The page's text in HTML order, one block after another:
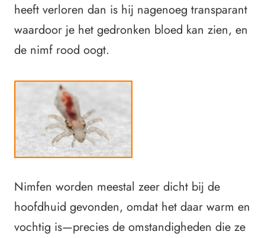
heeft verloren dan is hij nagenoeg transparant
waardoor je het gedronken bloed kan zien, en
de nimf rood oogt.
Nimfen worden meestal zeer dicht bij de
hoofdhuid gevonden, omdat het daar warm en
vochtig is—precies de omstandigheden die ze